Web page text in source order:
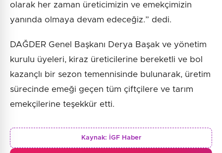
olarak her zaman üreticimizin ve emekçimizin
yanında olmaya devam edeceğiz.” dedi.
DAĞDER Genel Başkanı Derya Başak ve yönetim
kurulu üyeleri, kiraz üreticilerine bereketli ve bol
kazançlı bir sezon temennisinde bulunarak, üretim
sürecinde emeği geçen tüm çiftçilere ve tarım
emekçilerine teşekkür etti.
Kaynak: İGF Haber